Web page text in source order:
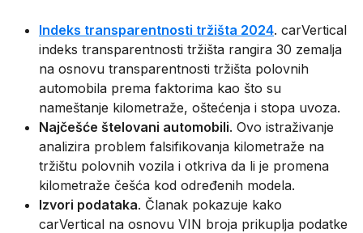
Indeks transparentnosti tržišta 2024. carVertical
indeks transparentnosti tržišta rangira 30 zemalja
na osnovu transparentnosti tržišta polovnih
automobila prema faktorima kao što su
nameštanje kilometraže, oštećenja i stopa uvoza.
Najčešće štelovani automobili. Ovo istraživanje
analizira problem falsifikovanja kilometraže na
tržištu polovnih vozila i otkriva da li je promena
kilometraže češća kod određenih modela.
Izvori podataka. Članak pokazuje kako
carVertical na osnovu VIN broja prikuplja podatke